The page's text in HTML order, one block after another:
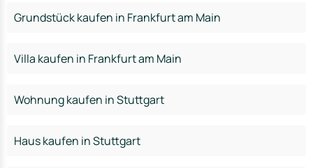
Grundstück kaufen in Frankfurt am Main
Villa kaufen in Frankfurt am Main
Wohnung kaufen in Stuttgart
Haus kaufen in Stuttgart